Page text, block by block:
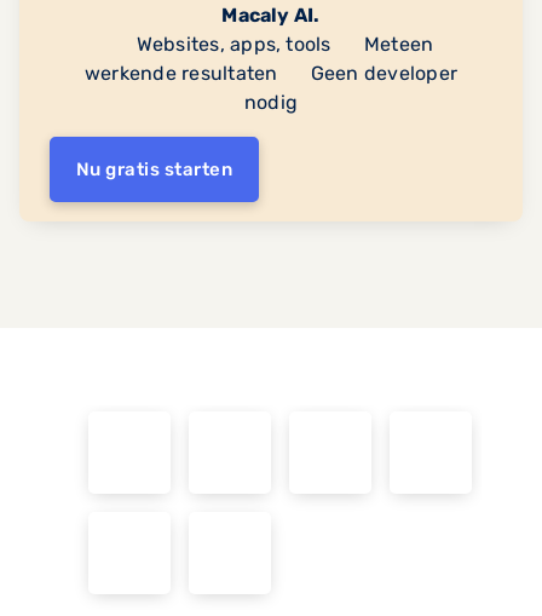
Macaly AI.
Websites, apps, tools
Meteen
werkende resultaten
Geen developer
nodig
Nu gratis starten